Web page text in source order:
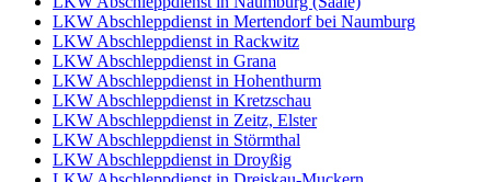
LKW Abschleppdienst in Mertendorf bei Naumburg
LKW Abschleppdienst in Rackwitz
LKW Abschleppdienst in Grana
LKW Abschleppdienst in Hohenthurm
LKW Abschleppdienst in Kretzschau
LKW Abschleppdienst in Zeitz, Elster
LKW Abschleppdienst in Störmthal
LKW Abschleppdienst in Droyßig